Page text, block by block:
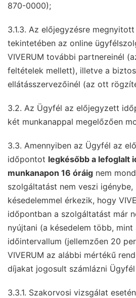
870-0000);
3.1.3. Az előjegyzésre
tekintetében az online
VIVERUM további partnereinél
feltételek mellett), illetve a
ellátásszervezőinél (az ott
3.2. Az Ügyfél az előjegyzett
két munkanappal megelőzően
3.3. Amennyiben az Ügyfél az
időpontot legkésőbb a lefoglalt
munkanapon 16 óráig nem
szolgáltatást nem veszi
késedelemmel érkezik, hogy
időpontban a szolgáltatást már
nyújtani (a késedelem több, mint
időintervallum (jellemzően 20
VIVERUM az alábbi mértékű
díjakat jogosult számlázni Ügyfél
3.3.1. Szakorvosi vizsgálat